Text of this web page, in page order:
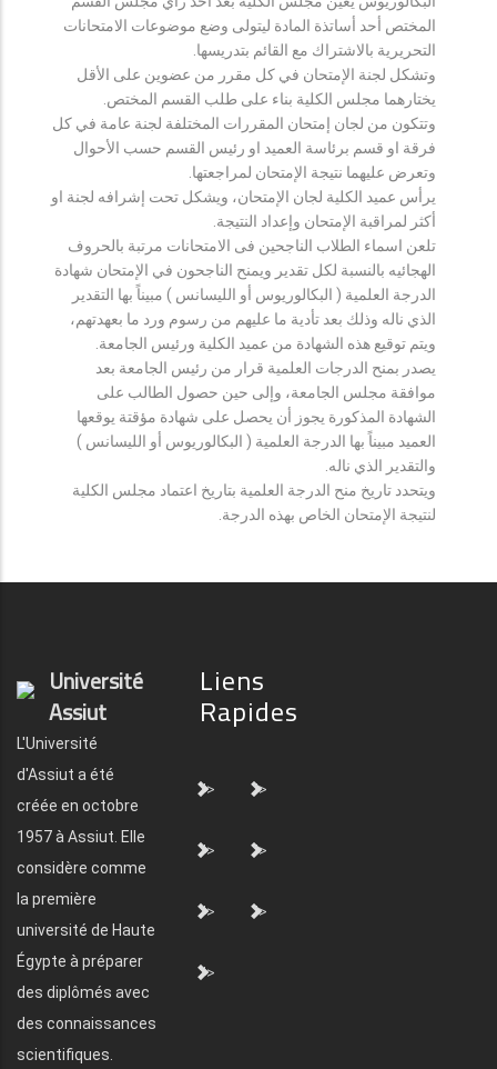
المختص أحد أساتذة المادة ليتولى وضع موضوعات الامتحانات
التحريرية بالاشتراك مع القائم بتدريسها.
وتشكل لجنة الإمتحان في كل مقرر من عضوين على الأقل
يختارهما مجلس الكلية بناء على طلب القسم المختص.
وتتكون من لجان إمتحان المقررات المختلفة لجنة عامة في كل
فرقة او قسم برئاسة العميد او رئيس القسم حسب الأحوال
وتعرض عليهما نتيجة الإمتحان لمراجعتها.
يرأس عميد الكلية لجان الإمتحان، ويشكل تحت إشرافه لجنة او
أكثر لمراقبة الإمتحان وإعداد النتيجة.
تلعن اسماء الطلاب الناجحين فى الامتحانات مرتبة بالحروف
الهجائيه بالنسبة لكل تقدير ويمنح الناجحون في الإمتحان شهادة
الدرجة العلمية ( البكالوريوس أو الليسانس ) مبيناً بها التقدير
الذي ناله وذلك بعد تأدية ما عليهم من رسوم ورد ما بعهدتهم،
ويتم توقيع هذه الشهادة من عميد الكلية ورئيس الجامعة.
يصدر بمنح الدرجات العلمية قرار من رئيس الجامعة بعد
موافقة مجلس الجامعة، وإلى حين حصول الطالب على
الشهادة المذكورة يجوز أن يحصل على شهادة مؤقتة يوقعها
العميد مبيناً بها الدرجة العلمية ( البكالوريوس أو الليسانس )
والتقدير الذي ناله.
ويتحدد تاريخ منح الدرجة العلمية بتاريخ اعتماد مجلس الكلية
لنتيجة الإمتحان الخاص بهذه الدرجة.
Université
Assiut
L'Université
d'Assiut a été
créée en octobre
1957 à Assiut. Elle
considère comme
la première
université de Haute
Égypte à préparer
des diplômés avec
des connaissances
scientifiques.
Liens
Rapides
"> ">
"> ">
"> ">
">